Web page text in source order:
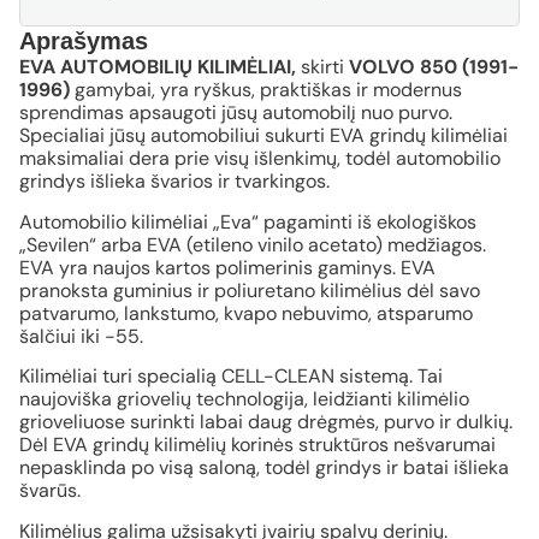
Aprašymas
EVA AUTOMOBILIŲ KILIMĖLIAI, skirti VOLVO 850 (1991-
1996)gamybai, yra ryškus, praktiškas ir modernus
sprendimas apsaugoti jūsų automobilį nuo purvo.
Specialiai jūsų automobiliui sukurti EVA grindų kilimėliai
maksimaliai dera prie visų išlenkimų, todėl automobilio
grindys išlieka švarios ir tvarkingos.
Automobilio kilimėliai „Eva“ pagaminti iš ekologiškos
„Sevilen“ arba EVA (etileno vinilo acetato) medžiagos.
EVA yra naujos kartos polimerinis gaminys. EVA
pranoksta guminius ir poliuretano kilimėlius dėl savo
patvarumo, lankstumo, kvapo nebuvimo, atsparumo
šalčiui iki -55.
Kilimėliai turi specialią CELL-CLEAN sistemą. Tai
naujoviška griovelių technologija, leidžianti kilimėlio
grioveliuose surinkti labai daug drėgmės, purvo ir dulkių.
Dėl EVA grindų kilimėlių korinės struktūros nešvarumai
nepasklinda po visą saloną, todėl grindys ir batai išlieka
švarūs.
Kilimėlius galima užsisakyti įvairių spalvų derinių.